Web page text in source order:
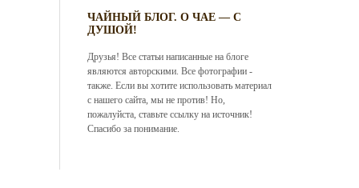
ЧАЙНЫЙ БЛОГ. О ЧАЕ — С
ДУШОЙ!
Друзья! Все статьи написанные на блоге
являются авторскими. Все фотографии -
также. Если вы хотите использовать материал
с нашего сайта, мы не против! Но,
пожалуйста, ставьте ссылку на источник!
Спасибо за понимание.